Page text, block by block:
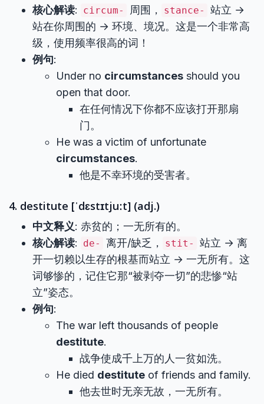
核心解读: circum- 周围， stance-
站立 →
站在你周围的 → 环境、境况。这是一个非常高
级，使用频率很高的词！
例句:
Under no circumstances should you
open that door.
在任何情况下你都不应该打开那扇
门。
He was a victim of unfortunate
circumstances.
他是不幸环境的受害者。
4. destitute [ˈdɛstɪtjuːt] (adj.)
中文释义: 赤贫的；一无所有的。
核心解读: de- 离开/缺乏， stit-
站立 → 离
开一切赖以生存的根基而站立 → 一无所有。这
词够惨的，记住它那“被剥夺一切”的悲惨“站
立”姿态。
例句:
The war left thousands of people
destitute.
战争使成千上万的人一贫如洗。
He died destitute of friends and family.
他去世时无亲无故，一无所有。